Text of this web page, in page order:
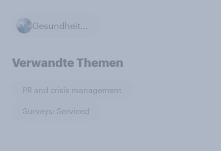
Gesundheitswesen und Medizin
Verwandte Themen
PR and crisis management
Surveys: Serviced